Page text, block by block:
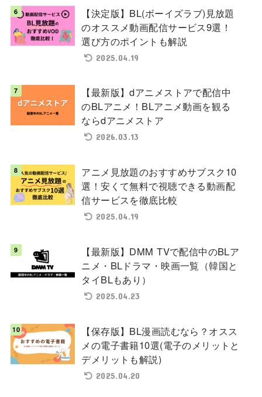
【決定版】BL(ボーイズラブ)見放題
のオススメ動画配信サービス9選！
選び方のポイントも解説
2025.04.19
【最新版】dアニメストアで配信中
のBLアニメ！BLアニメ動画を観る
ならdアニメストア
2026.03.13
アニメ見放題のおすすめサブスク10
選！安くて無料で視聴できる動画配
信サービスを徹底比較
2025.04.19
【最新版】DMM TVで配信中のBLア
ニメ・BLドラマ・映画一覧（韓国と
タイBLもあり）
2025.04.23
【保存版】BL漫画読むなら？オスス
メの電子書籍10選(電子のメリットと
デメリットも解説)
2025.04.20